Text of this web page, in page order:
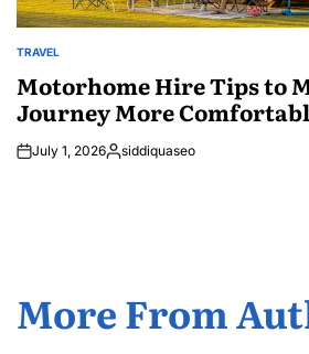
POSTED
TRAVEL
Motorhome Hire Tips to
Journey More
July 1, 2026Posted
siddiquaseo
More From